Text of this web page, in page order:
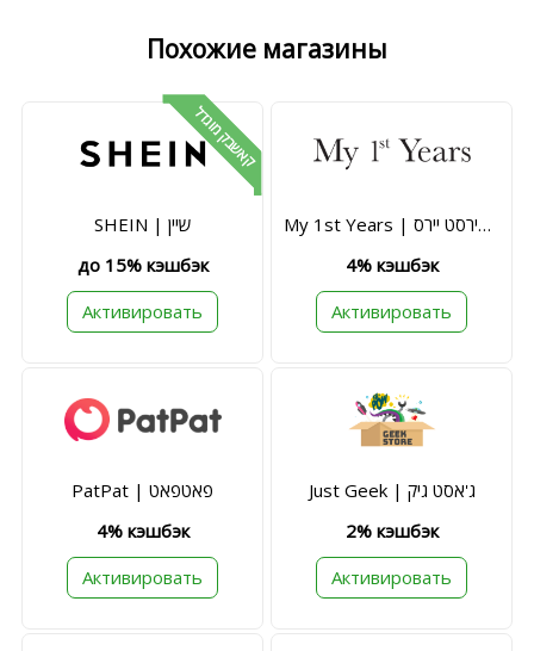
Похожие магазины
קאשבק מוגדל
SHEIN | שיין
до 15% кэшбэк
Активировать
My 1st Years | מיי פירסט יירס
4% кэшбэк
Активировать
PatPat | פאטפאט
4% кэшбэк
Активировать
Just Geek | ג'אסט גיק
2% кэшбэк
Активировать